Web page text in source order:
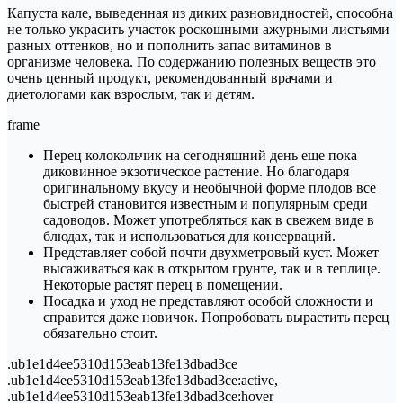
Капуста кале, выведенная из диких разновидностей, способна
не только украсить участок роскошными ажурными листьями
разных оттенков, но и пополнить запас витаминов в
организме человека. По содержанию полезных веществ это
очень ценный продукт, рекомендованный врачами и
диетологами как взрослым, так и детям.
frame
Перец колокольчик на сегодняшний день еще пока
диковинное экзотическое растение. Но благодаря
оригинальному вкусу и необычной форме плодов все
быстрей становится известным и популярным среди
садоводов. Может употребляться как в свежем виде в
блюдах, так и использоваться для консерваций.
Представляет собой почти двухметровый куст. Может
высаживаться как в открытом грунте, так и в теплице.
Некоторые растят перец в помещении.
Посадка и уход не представляют особой сложности и
справится даже новичок. Попробовать вырастить перец
обязательно стоит.
.ub1e1d4ee5310d153eab13fe13dbad3ce
.ub1e1d4ee5310d153eab13fe13dbad3ce:active,
.ub1e1d4ee5310d153eab13fe13dbad3ce:hover